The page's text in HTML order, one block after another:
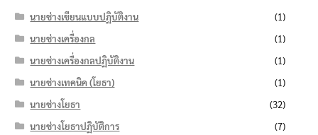
นายช่างเขียนแบบปฏิบัติงาน
(1)
นายช่างเครื่องกล
(1)
นายช่างเครื่องกลปฏิบัติงาน
(1)
นายช่างเทคนิค (โยธา)
(1)
นายช่างโยธา
(32)
นายช่างโยธาปฏิบัติการ
(7)